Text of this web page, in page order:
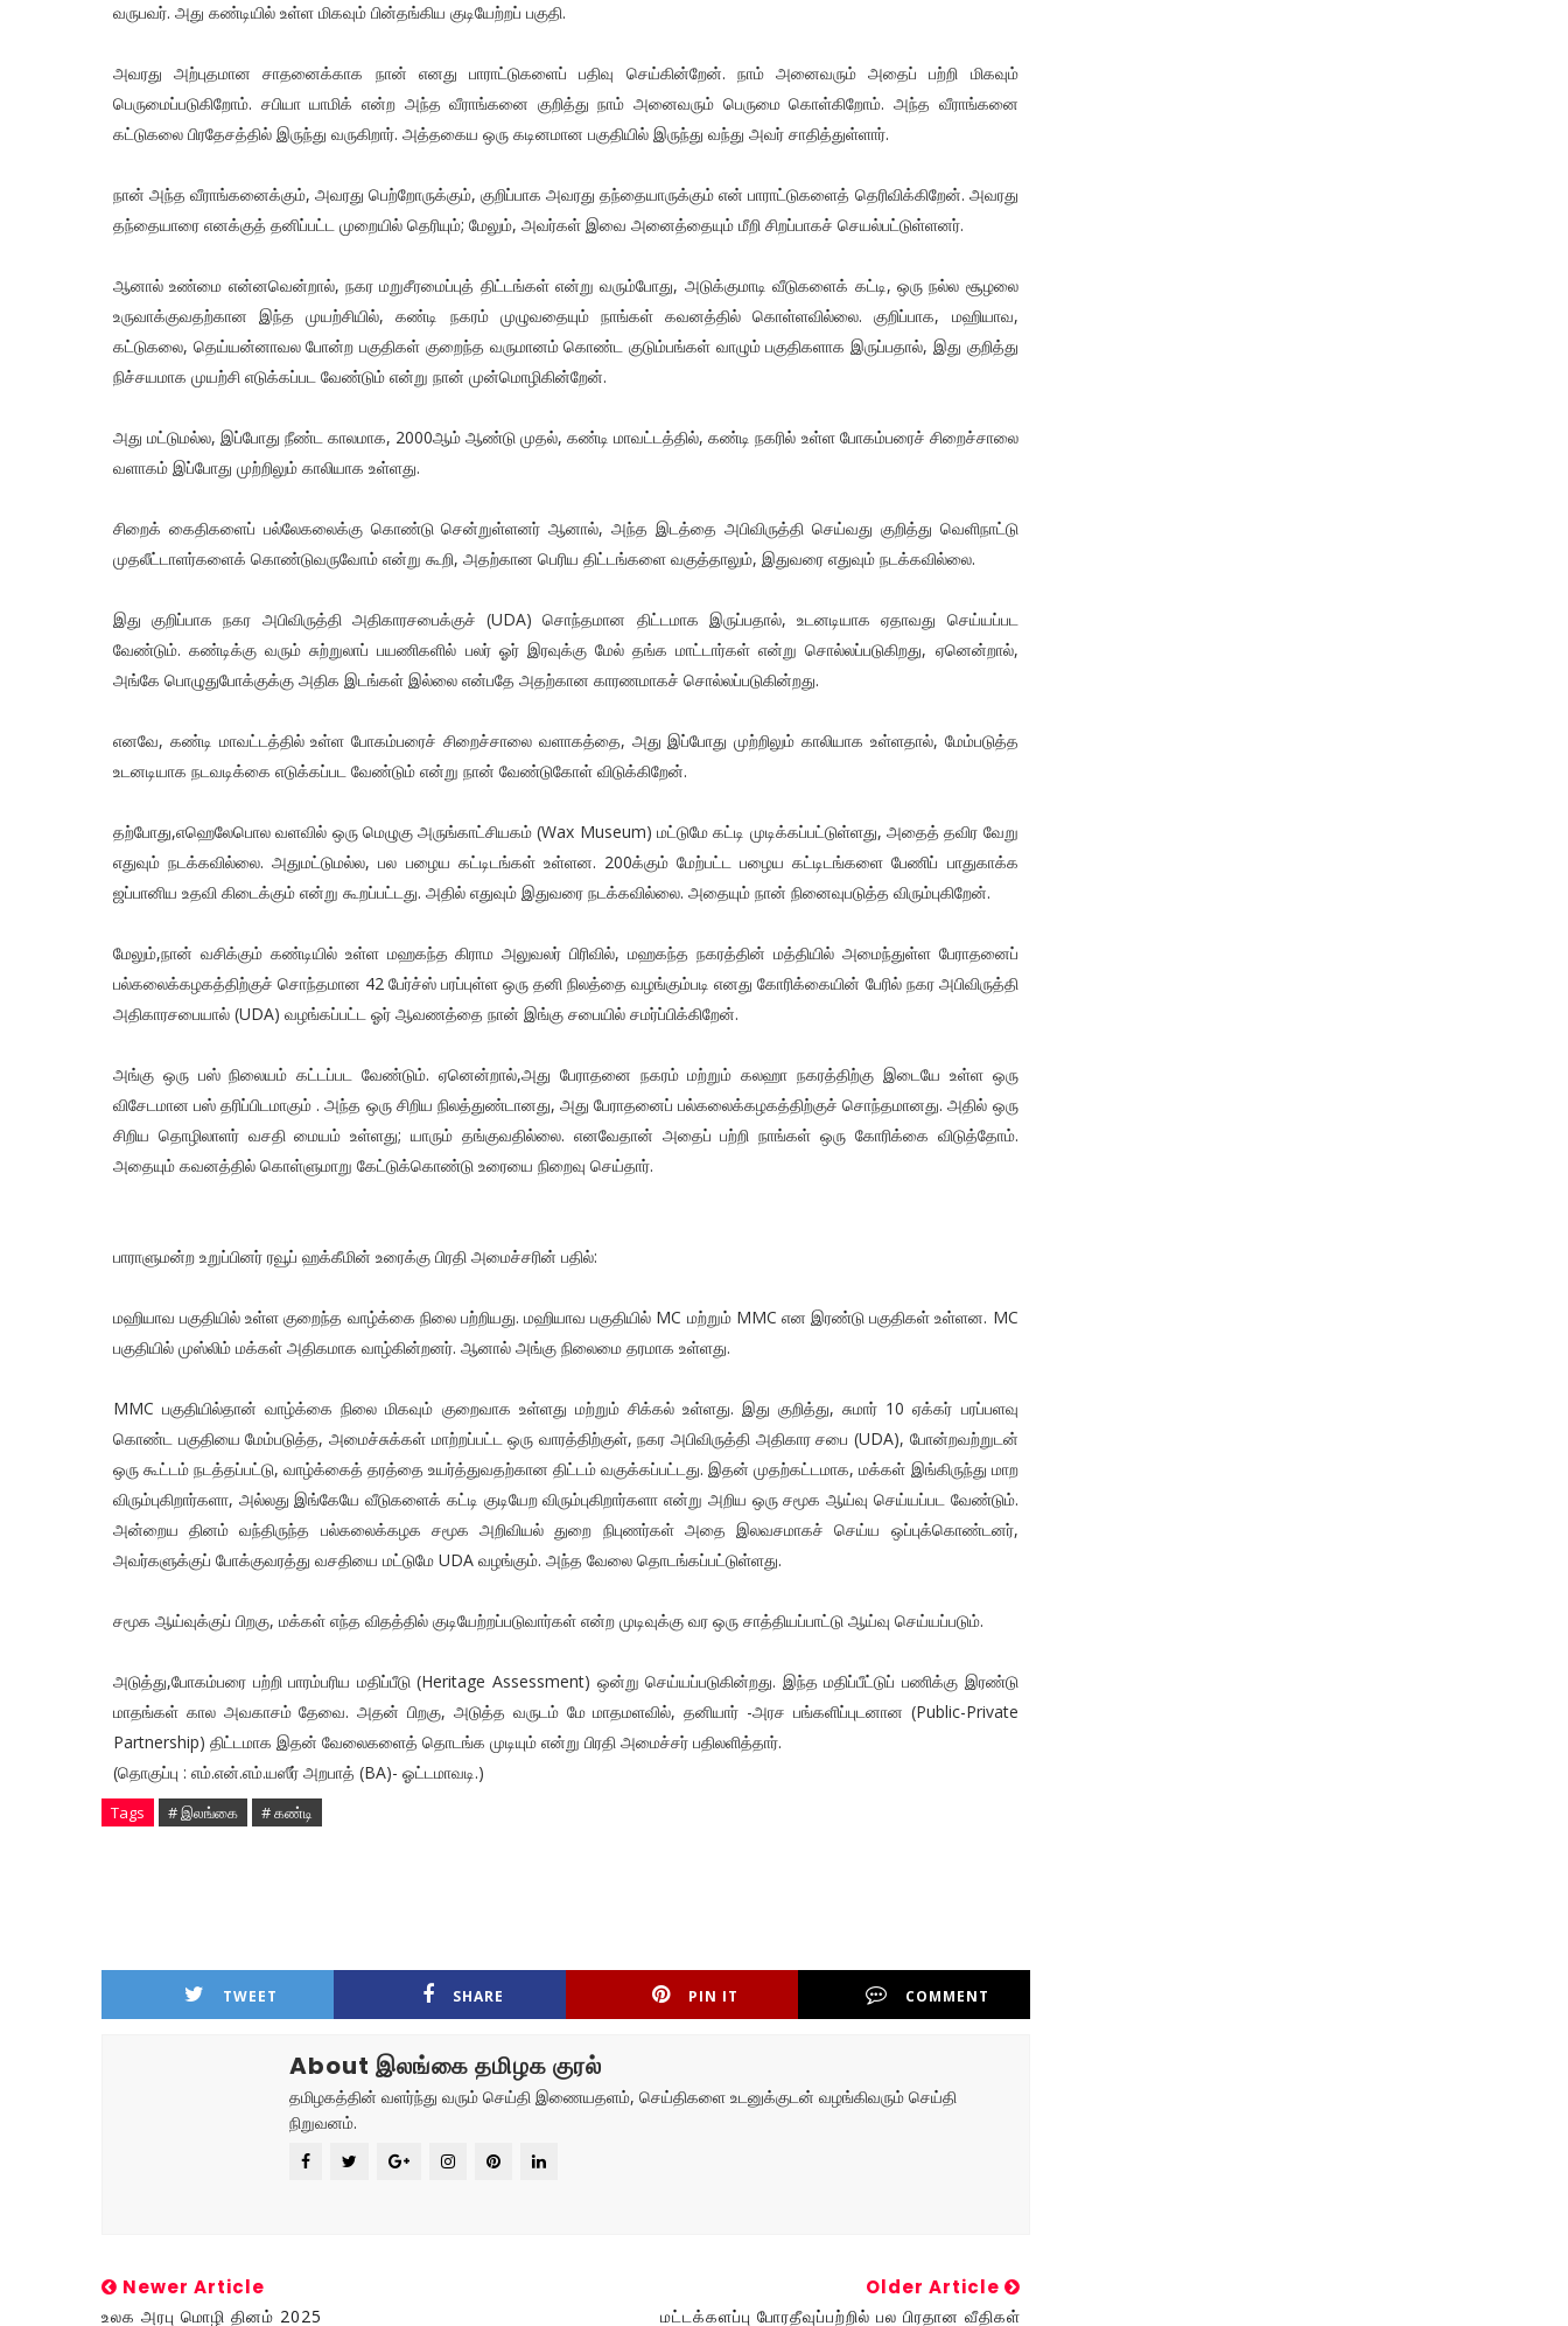
வருபவர். அது கண்டியில் உள்ள மிகவும் பின்தங்கிய குடியேற்றப் பகுதி.
அவரது அற்புதமான சாதனைக்காக நான் எனது பாராட்டுகளைப் பதிவு செய்கின்றேன். நாம் அனைவரும் அதைப் பற்றி மிகவும்
பெருமைப்படுகிறோம். சபியா யாமிக் என்ற அந்த வீராங்கனை குறித்து நாம் அனைவரும் பெருமை கொள்கிறோம். அந்த வீராங்கனை
கட்டுகலை பிரதேசத்தில் இருந்து வருகிறார். அத்தகைய ஒரு கடினமான பகுதியில் இருந்து வந்து அவர் சாதித்துள்ளார்.
நான் அந்த வீராங்கனைக்கும், அவரது பெற்றோருக்கும், குறிப்பாக அவரது தந்தையாருக்கும் என் பாராட்டுகளைத் தெரிவிக்கிறேன். அவரது
தந்தையாரை எனக்குத் தனிப்பட்ட முறையில் தெரியும்; மேலும், அவர்கள் இவை அனைத்தையும் மீறி சிறப்பாகச் செயல்பட்டுள்ளனர்.
ஆனால் உண்மை என்னவென்றால், நகர மறுசீரமைப்புத் திட்டங்கள் என்று வரும்போது, அடுக்குமாடி வீடுகளைக் கட்டி, ஒரு நல்ல சூழலை
உருவாக்குவதற்கான இந்த முயற்சியில், கண்டி நகரம் முழுவதையும் நாங்கள் கவனத்தில் கொள்ளவில்லை. குறிப்பாக, மஹியாவ,
கட்டுகலை, தெய்யன்னாவல போன்ற பகுதிகள் குறைந்த வருமானம் கொண்ட குடும்பங்கள் வாழும் பகுதிகளாக இருப்பதால், இது குறித்து
நிச்சயமாக முயற்சி எடுக்கப்பட வேண்டும் என்று நான் முன்மொழிகின்றேன்.
அது மட்டுமல்ல, இப்போது நீண்ட காலமாக, 2000ஆம் ஆண்டு முதல், கண்டி மாவட்டத்தில், கண்டி நகரில் உள்ள போகம்பரைச் சிறைச்சாலை
வளாகம் இப்போது முற்றிலும் காலியாக உள்ளது.
சிறைக் கைதிகளைப் பல்லேகலைக்கு கொண்டு சென்றுள்ளனர் ஆனால், அந்த இடத்தை அபிவிருத்தி செய்வது குறித்து வெளிநாட்டு
முதலீட்டாளர்களைக் கொண்டுவருவோம் என்று கூறி, அதற்கான பெரிய திட்டங்களை வகுத்தாலும், இதுவரை எதுவும் நடக்கவில்லை.
இது குறிப்பாக நகர அபிவிருத்தி அதிகாரசபைக்குச் (UDA) சொந்தமான திட்டமாக இருப்பதால், உடனடியாக ஏதாவது செய்யப்பட
வேண்டும். கண்டிக்கு வரும் சுற்றுலாப் பயணிகளில் பலர் ஓர் இரவுக்கு மேல் தங்க மாட்டார்கள் என்று சொல்லப்படுகிறது, ஏனென்றால்,
அங்கே பொழுதுபோக்குக்கு அதிக இடங்கள் இல்லை என்பதே அதற்கான காரணமாகச் சொல்லப்படுகின்றது.
எனவே, கண்டி மாவட்டத்தில் உள்ள போகம்பரைச் சிறைச்சாலை வளாகத்தை, அது இப்போது முற்றிலும் காலியாக உள்ளதால், மேம்படுத்த
உடனடியாக நடவடிக்கை எடுக்கப்பட வேண்டும் என்று நான் வேண்டுகோள் விடுக்கிறேன்.
தற்போது,எஹெலேபொல வளவில் ஒரு மெழுகு அருங்காட்சியகம் (Wax Museum) மட்டுமே கட்டி முடிக்கப்பட்டுள்ளது, அதைத் தவிர வேறு
எதுவும் நடக்கவில்லை. அதுமட்டுமல்ல, பல பழைய கட்டிடங்கள் உள்ளன. 200க்கும் மேற்பட்ட பழைய கட்டிடங்களை பேணிப் பாதுகாக்க
ஜப்பானிய உதவி கிடைக்கும் என்று கூறப்பட்டது. அதில் எதுவும் இதுவரை நடக்கவில்லை. அதையும் நான் நினைவுபடுத்த விரும்புகிறேன்.
மேலும்,நான் வசிக்கும் கண்டியில் உள்ள மஹகந்த கிராம அலுவலர் பிரிவில், மஹகந்த நகரத்தின் மத்தியில் அமைந்துள்ள பேராதனைப்
பல்கலைக்கழகத்திற்குச் சொந்தமான 42 பேர்ச்ஸ் பரப்புள்ள ஒரு தனி நிலத்தை வழங்கும்படி எனது கோரிக்கையின் பேரில் நகர அபிவிருத்தி
அதிகாரசபையால் (UDA) வழங்கப்பட்ட ஓர் ஆவணத்தை நான் இங்கு சபையில் சமர்ப்பிக்கிறேன்.
அங்கு ஒரு பஸ் நிலையம் கட்டப்பட வேண்டும். ஏனென்றால்,அது பேராதனை நகரம் மற்றும் கலஹா நகரத்திற்கு இடையே உள்ள ஒரு
விசேடமான பஸ் தரிப்பிடமாகும் . அந்த ஒரு சிறிய நிலத்துண்டானது, அது பேராதனைப் பல்கலைக்கழகத்திற்குச் சொந்தமானது. அதில் ஒரு
சிறிய தொழிலாளர் வசதி மையம் உள்ளது; யாரும் தங்குவதில்லை. எனவேதான் அதைப் பற்றி நாங்கள் ஒரு கோரிக்கை விடுத்தோம்.
அதையும் கவனத்தில் கொள்ளுமாறு கேட்டுக்கொண்டு உரையை நிறைவு செய்தார்.
பாராளுமன்ற உறுப்பினர் ரவூப் ஹக்கீமின் உரைக்கு பிரதி அமைச்சரின் பதில்:
மஹியாவ பகுதியில் உள்ள குறைந்த வாழ்க்கை நிலை பற்றியது. மஹியாவ பகுதியில் MC மற்றும் MMC என இரண்டு பகுதிகள் உள்ளன. MC
பகுதியில் முஸ்லிம் மக்கள் அதிகமாக வாழ்கின்றனர். ஆனால் அங்கு நிலைமை தரமாக உள்ளது.
MMC பகுதியில்தான் வாழ்க்கை நிலை மிகவும் குறைவாக உள்ளது மற்றும் சிக்கல் உள்ளது. இது குறித்து, சுமார் 10 ஏக்கர் பரப்பளவு
கொண்ட பகுதியை மேம்படுத்த, அமைச்சுக்கள் மாற்றப்பட்ட ஒரு வாரத்திற்குள், நகர அபிவிருத்தி அதிகார சபை (UDA), போன்றவற்றுடன்
ஒரு கூட்டம் நடத்தப்பட்டு, வாழ்க்கைத் தரத்தை உயர்த்துவதற்கான திட்டம் வகுக்கப்பட்டது. இதன் முதற்கட்டமாக, மக்கள் இங்கிருந்து மாற
விரும்புகிறார்களா, அல்லது இங்கேயே வீடுகளைக் கட்டி குடியேற விரும்புகிறார்களா என்று அறிய ஒரு சமூக ஆய்வு செய்யப்பட வேண்டும்.
அன்றைய தினம் வந்திருந்த பல்கலைக்கழக சமூக அறிவியல் துறை நிபுணர்கள் அதை இலவசமாகச் செய்ய ஒப்புக்கொண்டனர்,
அவர்களுக்குப் போக்குவரத்து வசதியை மட்டுமே UDA வழங்கும். அந்த வேலை தொடங்கப்பட்டுள்ளது.
சமூக ஆய்வுக்குப் பிறகு, மக்கள் எந்த விதத்தில் குடியேற்றப்படுவார்கள் என்ற முடிவுக்கு வர ஒரு சாத்தியப்பாட்டு ஆய்வு செய்யப்படும்.
அடுத்து,போகம்பரை பற்றி பாரம்பரிய மதிப்பீடு (Heritage Assessment) ஒன்று செய்யப்படுகின்றது. இந்த மதிப்பீட்டுப் பணிக்கு இரண்டு
மாதங்கள் கால அவகாசம் தேவை. அதன் பிறகு, அடுத்த வருடம் மே மாதமளவில், தனியார் -அரச பங்களிப்புடனான (Public-Private
Partnership) திட்டமாக இதன் வேலைகளைத் தொடங்க முடியும் என்று பிரதி அமைச்சர் பதிலளித்தார்.
(தொகுப்பு : எம்.என்.எம்.யஸீர் அறபாத் (BA)- ஓட்டமாவடி.)
Tags # இலங்கை # கண்டி
TWEET SHARE PIN IT COMMENT
About இலங்கை தமிழக குரல்
தமிழகத்தின் வளர்ந்து வரும் செய்தி இணையதளம், செய்திகளை உடனுக்குடன் வழங்கிவரும் செய்தி
நிறுவனம்.
Newer Article
உலக அரபு மொழி தினம் 2025
Older Article
மட்டக்களப்பு போரதீவுப்பற்றில் பல பிரதான வீதிகள்